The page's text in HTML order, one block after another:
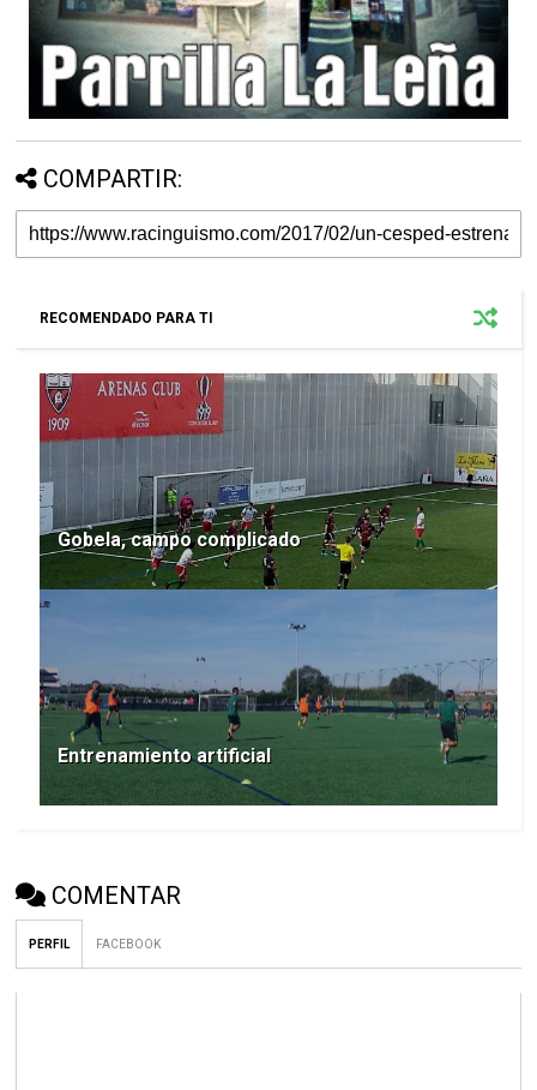
COMPARTIR:
RECOMENDADO PARA TI
Gobela, campo complicado
Entrenamiento artificial
COMENTAR
PERFIL FACEBOOK